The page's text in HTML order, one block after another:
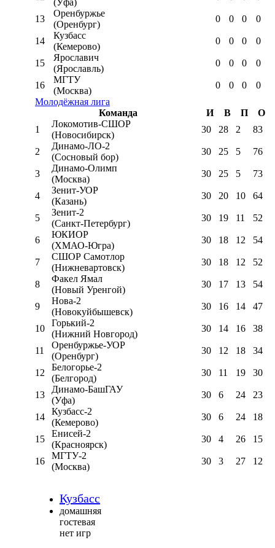
(Уфа)
13
Оренбуржье
(Оренбург)
0 0 0 0
14
Кузбасс
(Кемерово)
0 0 0 0
15
Ярославич
(Ярославль)
0 0 0 0
16
МГТУ
(Москва)
0 0 0
0
Молодёжная лига
Команда
И В П
О
1
Локомотив-CШОР
(Новосибирск)
30 28 2 83
2
Динамо-ЛО-2
(Сосновый бор)
30 25 5 76
3
Динамо-Олимп
(Москва)
30 25 5 73
4
Зенит-УОР
(Казань)
30 20 10 64
5
Зенит-2
(Санкт-Петербург)
30 19 11 52
6
ЮКИОР
(ХМАО-Югра)
30 18 12 54
7
СШОР Самотлор
(Нижневартовск)
30 18 12 52
8
Факел Ямал
(Новый Уренгой)
30 17 13 54
9
Нова-2
(Новокуйбышевск)
30 16 14 47
10
Горький-2
(Нижний Новгород)
30 14 16 38
11
Оренбуржье-УОР
(Оренбург)
30 12 18 34
12
Белогорье-2
(Белгород)
30 11 19 30
13
Динамо-БашГАУ
(Уфа)
30 6 24 23
14
Кузбасс-2
(Кемерово)
30 6 24 18
15
Енисей-2
(Красноярск)
30 4 26 15
16
МГТУ-2
(Москва)
30 3 27 12
Кузбасс
домашняя
гостевая
нет игр